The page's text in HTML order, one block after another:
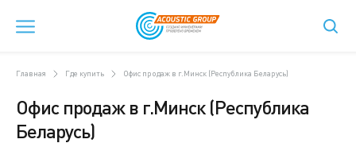
Главная Где купить Офис продаж в г.Минск (Республика Беларусь)
Офис продаж в г.Минск (Республика
Беларусь)